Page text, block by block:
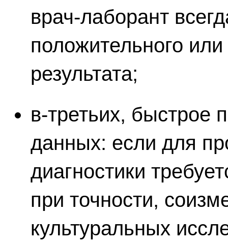
врач-лаборант
положительного
результата;
в-третьих, быстрое
данных: если для
диагностики
при точности,
культуральных